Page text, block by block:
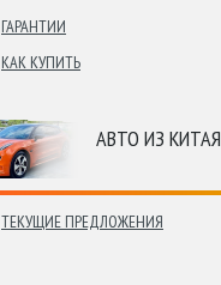
ГАРАНТИИ
КАК КУПИТЬ
АВТО ИЗ КИТАЯ
ТЕКУЩИЕ ПРЕДЛОЖЕНИЯ